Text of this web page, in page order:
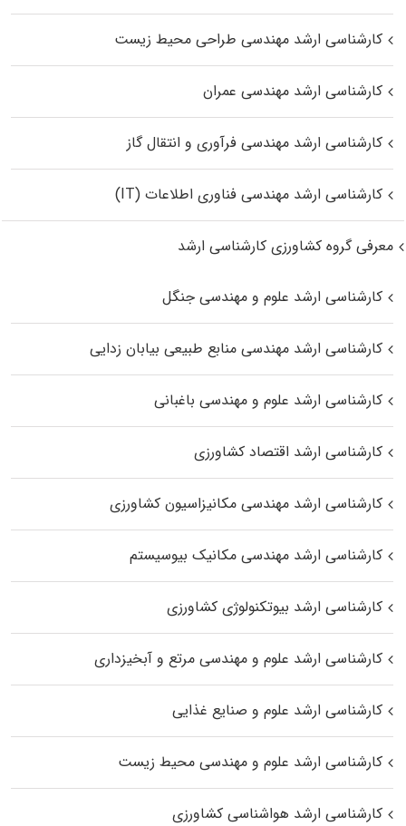
کارشناسی ارشد مهندسی طراحی محیط زیست
کارشناسی ارشد مهندسی عمران
کارشناسی ارشد مهندسی فرآوری و انتقال گاز
کارشناسی ارشد مهندسی فناوری اطلاعات (IT)
معرفی گروه کشاورزی کارشناسی ارشد
کارشناسی ارشد علوم و مهندسی جنگل
کارشناسی ارشد مهندسی منابع طبیعی بیابان زدایی
کارشناسی ارشد علوم و مهندسی باغبانی
کارشناسی ارشد اقتصاد کشاورزی
کارشناسی ارشد مهندسی مکانیزاسیون کشاورزی
کارشناسی ارشد مهندسی مکانیک بیوسیستم
کارشناسی ارشد بیوتکنولوژی کشاورزی
کارشناسی ارشد علوم و مهندسی مرتع و آبخیزداری
کارشناسی ارشد علوم و صنایع غذایی
کارشناسی ارشد علوم و مهندسی محیط زیست
کارشناسی ارشد هواشناسی کشاورزی